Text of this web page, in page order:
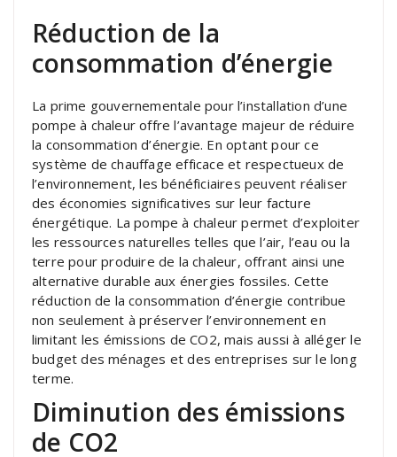
Réduction de la
consommation d’énergie
La prime gouvernementale pour l’installation d’une
pompe à chaleur offre l’avantage majeur de réduire
la consommation d’énergie. En optant pour ce
système de chauffage efficace et respectueux de
l’environnement, les bénéficiaires peuvent réaliser
des économies significatives sur leur facture
énergétique. La pompe à chaleur permet d’exploiter
les ressources naturelles telles que l’air, l’eau ou la
terre pour produire de la chaleur, offrant ainsi une
alternative durable aux énergies fossiles. Cette
réduction de la consommation d’énergie contribue
non seulement à préserver l’environnement en
limitant les émissions de CO2, mais aussi à alléger le
budget des ménages et des entreprises sur le long
terme.
Diminution des émissions
de CO2